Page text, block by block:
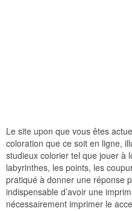
Le site upon que vous êtes
coloration que ce soit en ligne,
studieux colorier tel que jouer à
labyrinthes, les points, les
pratiqué à donner une réponse
indispensable d’avoir une
nécessairement imprimer le